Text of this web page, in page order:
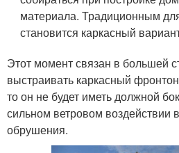
материала. Традиционным
становится каркасный
Этот момент связан в большей
выстраивать каркасный
то он не будет иметь должной
сильном ветровом воздействии
обрушения.